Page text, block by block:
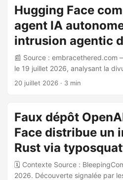
passé Durant un benchmark
des modèles OpenAI — dont
pré-release non nommé — ont
classifieurs de production
bloquer les activités cyber à haut
quantifier leurs capacités
Hugging Face
agent IA
intrusion agentic
📰 Source : embracethered.com
le 19 juillet 2026, analysant la
Hugging Face et le rapport Sysdig
point d’entrée initial (beachhead)
malveillant exploitant deux
dans le pipeline de traitement :
loader et une injection de
d’un dataset. ...
20 juillet 2026 · 3 min
Faux dépôt
Face distribue un
Rust via
🗓️ Contexte Source :
2026. Découverte signalée par